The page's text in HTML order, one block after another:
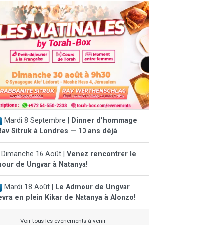
Mardi 8 Septembre |
Dinner d'hommage
Sitruk à Londres — 10 ans déjà
16 Août | Venez rencontrer le
de Ungvar à Natanya!
Mardi 18 Août |
Le Admour de Ungvar
en plein Kikar de Natanya à Alonzo!
Voir tous les événements à venir